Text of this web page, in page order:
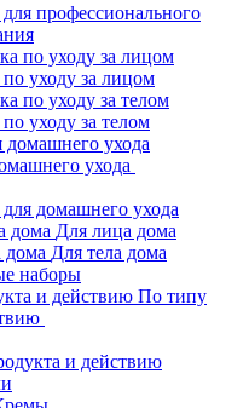
профессионального
уходу за лицом
уходу за телом
ухода
домашнего ухода
Для лица дома
Для тела дома
наборы
По типу
и действию